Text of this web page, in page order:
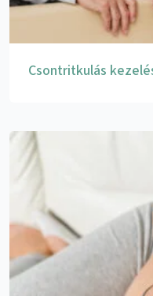
Csontritkulás